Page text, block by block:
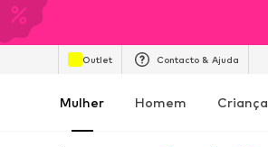
Outlet Contacto & Ajuda
Mulher Homem Criança